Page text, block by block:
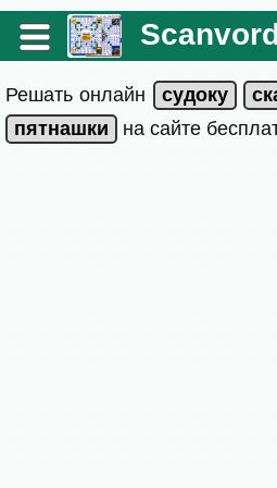
Решать онлайн
на сайте